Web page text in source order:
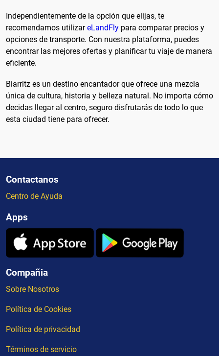
Independientemente de la opción que elijas, te
recomendamos utilizareLandFly para comparar precios y
opciones de transporte. Con nuestra plataforma, puedes
encontrar las mejores ofertas y planificar tu viaje de manera
eficiente.
Biarritz es un destino encantador que ofrece una mezcla
única de cultura, historia y belleza natural. No importa cómo
decidas llegar al centro, seguro disfrutarás de todo lo que
esta ciudad tiene para ofrecer.
Contactanos
Centro de Ayuda
Apps
Compañia
Sobre Nosotros
Política de Cookies
Política de privacidad
Términos de servicio